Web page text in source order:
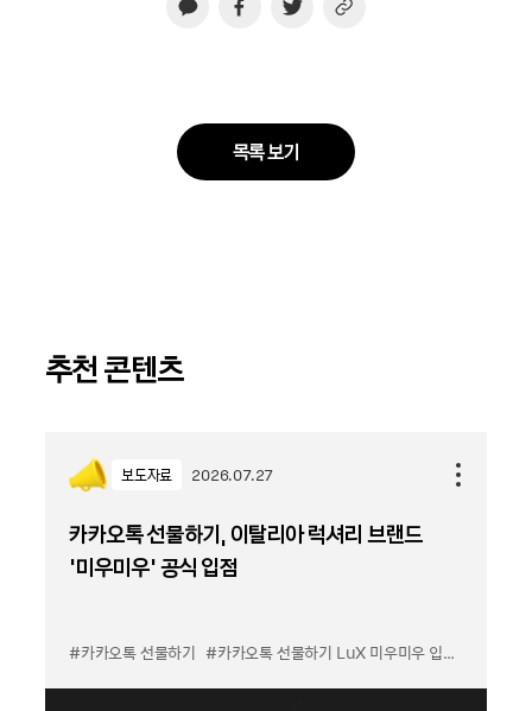
목록 보기
추천 콘텐츠
보도자료 2026.07.27
카카오톡 선물하기, 이탈리아 럭셔리 브랜드
'미우미우' 공식 입점
#카카오톡 선물하기 #카카오톡 선물하기 LuX 미우미우 입점